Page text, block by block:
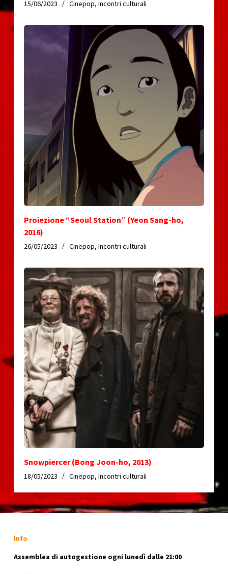
15/06/2023 Cinepop, Incontri culturali
Proiezione “Seoul Station” (Yeon Sang-ho,
2016)
26/05/2023 Cinepop, Incontri culturali
Snowpiercer (Bong Joon-ho, 2013)
18/05/2023 Cinepop, Incontri culturali
Info
Assemblea di autogestione ogni lunedì dalle 21:00